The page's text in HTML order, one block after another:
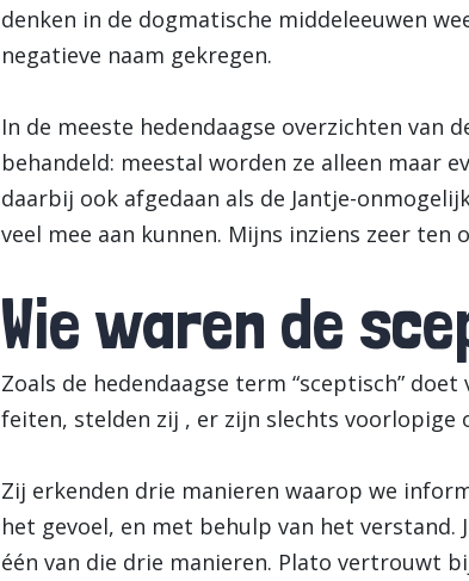
denken in de dogmatische middeleeuwen
negatieve naam gekregen.
In de meeste hedendaagse overzichten van
behandeld: meestal worden ze alleen maar
daarbij ook afgedaan als de Jantje-
veel mee aan kunnen. Mijns inziens zeer ten
Wie waren de
Zoals de hedendaagse term “sceptisch”
feiten, stelden zij , er zijn slechts voorlopige
Zij erkenden drie manieren waarop we
het gevoel, en met behulp van het
één van die drie manieren. Plato vertrouwt